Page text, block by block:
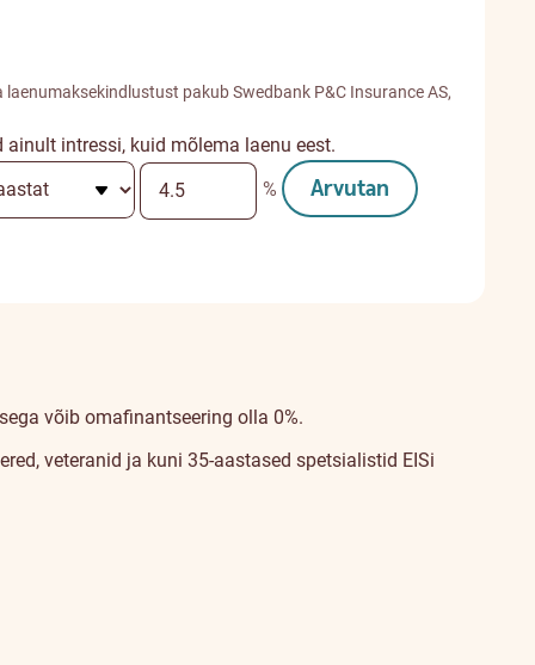
pakub Swedbank P&C Insurance AS,
intressi, kuid mõlema laenu eest.
% Arvutan
võib omafinantseering olla 0%.
veteranid ja kuni 35-aastased spetsialistid EISi